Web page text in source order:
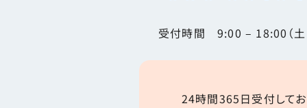
受付時間 9:00 – 18:00（土
24時間365日受付してお